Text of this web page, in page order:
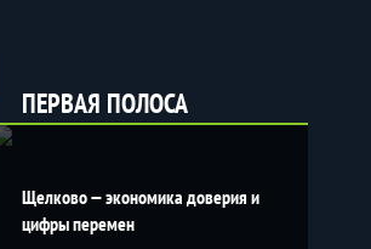
ПЕРВАЯ ПОЛОСА
Щелково — экономика доверия и
цифры перемен